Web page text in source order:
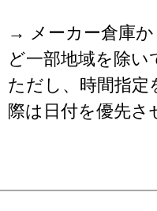
→ メーカー倉庫
ど一部地域を除
ただし、時間指
際は日付を優先さ